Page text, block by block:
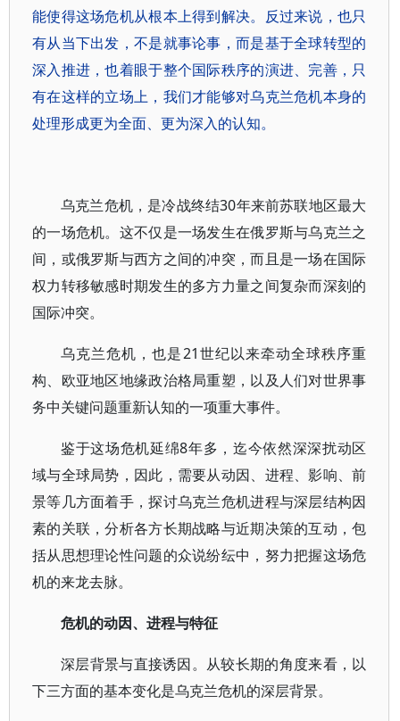
能使得这场危机从根本上得到解决。反过来说，也只
有从当下出发，不是就事论事，而是基于全球转型的
深入推进，也着眼于整个国际秩序的演进、完善，只
有在这样的立场上，我们才能够对乌克兰危机本身的
处理形成更为全面、更为深入的认知。
乌克兰危机，是冷战终结30年来前苏联地区最大
的一场危机。这不仅是一场发生在俄罗斯与乌克兰之
间，或俄罗斯与西方之间的冲突，而且是一场在国际
权力转移敏感时期发生的多方力量之间复杂而深刻的
国际冲突。
乌克兰危机，也是21世纪以来牵动全球秩序重
构、欧亚地区地缘政治格局重塑，以及人们对世界事
务中关键问题重新认知的一项重大事件。
鉴于这场危机延绵8年多，迄今依然深深扰动区
域与全球局势，因此，需要从动因、进程、影响、前
景等几方面着手，探讨乌克兰危机进程与深层结构因
素的关联，分析各方长期战略与近期决策的互动，包
括从思想理论性问题的众说纷纭中，努力把握这场危
机的来龙去脉。
危机的动因、进程与特征
深层背景与直接诱因。从较长期的角度来看，以
下三方面的基本变化是乌克兰危机的深层背景。